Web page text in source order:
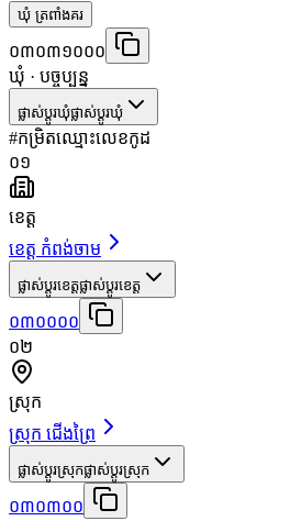
ឃុំ ត្រពាំងគរ
០៣០៣១០០០
ឃុំ · បច្ចុប្បន្ន
ផ្លាស់ប្តូរឃុំផ្លាស់ប្តូរឃុំ
#កម្រិតឈ្មោះលេខកូដ
០១
ខេត្ត
ខេត្ត កំពង់ចាម
ផ្លាស់ប្តូរខេត្តផ្លាស់ប្តូរខេត្ត
០៣០០០០
០២
ស្រុក
ស្រុក ជើងព្រៃ
ផ្លាស់ប្តូរស្រុកផ្លាស់ប្តូរស្រុក
០៣០៣០០